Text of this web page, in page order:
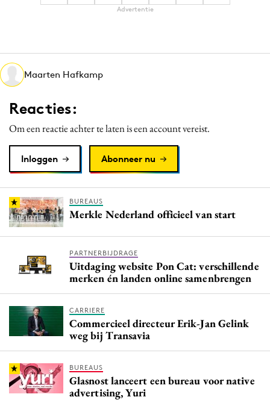
Advertentie
Maarten Hafkamp
Reacties:
Om een reactie achter te laten is een account vereist.
Inloggen Abonneer nu
BUREAUS
Merkle Nederland officieel van start
PARTNERBIJDRAGE
Uitdaging website Pon Cat: verschillende
merken én landen online samenbrengen
CARRIERE
Commercieel directeur Erik-Jan Gelink
weg bij Transavia
BUREAUS
Glasnost lanceert een bureau voor native
advertising, Yuri